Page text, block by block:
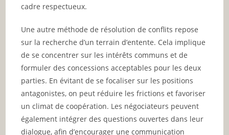
cadre respectueux.
Une autre méthode de résolution de conflits repose
sur la recherche d’un terrain d’entente. Cela implique
de se concentrer sur les intérêts communs et de
formuler des concessions acceptables pour les deux
parties. En évitant de se focaliser sur les positions
antagonistes, on peut réduire les frictions et favoriser
un climat de coopération. Les négociateurs peuvent
également intégrer des questions ouvertes dans leur
dialogue, afin d’encourager une communication